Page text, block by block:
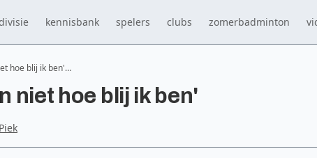
kennisbank spelers clubs zomerbadminton
hoe blij ik ben'…
niet hoe blij ik ben'